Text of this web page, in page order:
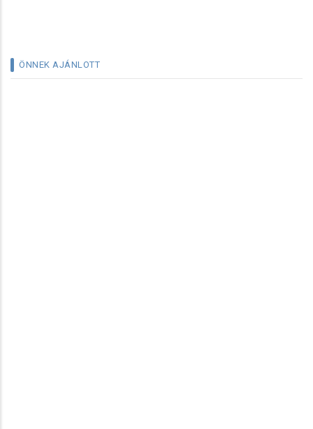
ÖNNEK AJÁNLOTT